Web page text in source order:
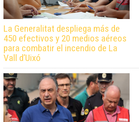
La Generalitat despliega más de
450 efectivos y 20 medios aéreos
para combatir el incendio de La
Vall d’Uixó